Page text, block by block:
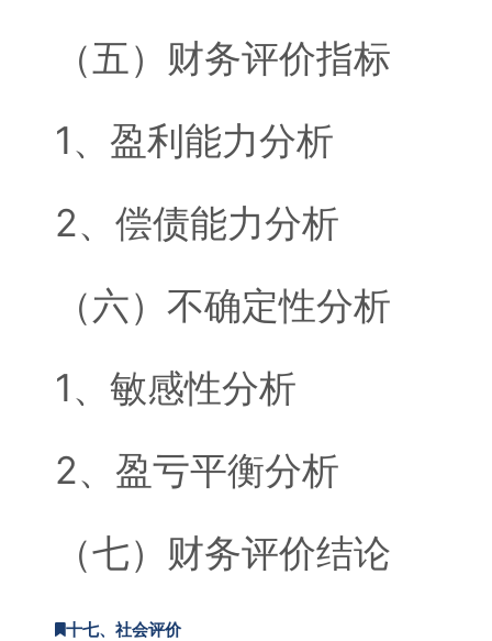
（五）财务评价指标
1、盈利能力分析
2、偿债能力分析
（六）不确定性分析
1、敏感性分析
2、盈亏平衡分析
（七）财务评价结论
十七、社会评价